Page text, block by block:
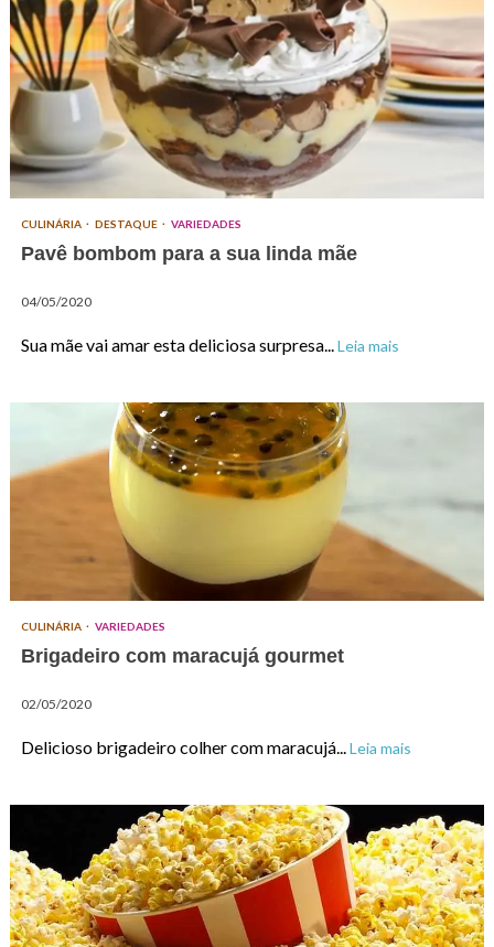
CULINÁRIA DESTAQUE VARIEDADES
Pavê bombom para a sua linda mãe
04/05/2020
Sua mãe vai amar esta deliciosa surpresa...Leia mais
CULINÁRIA VARIEDADES
Brigadeiro com maracujá gourmet
02/05/2020
Delicioso brigadeiro colher com maracujá...Leia mais